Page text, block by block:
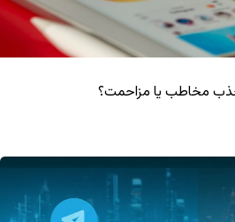
جذب مخاطب یا مزاحمت؟